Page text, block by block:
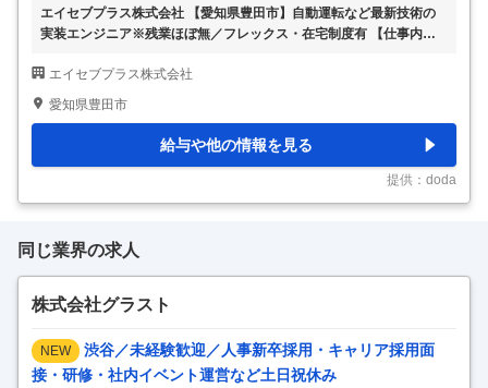
エイセブプラス株式会社 【愛知県豊田市】自動運転など最新技術の
実装エンジニア※残業ほぼ無／フレックス・在宅制度有 【仕事内容】
無／フレックス・在宅制度有 【具体的な仕事内容】 ■業務内容： 最
新の自動運転や先進安全システムを開発車両に搭載し設計通りに動く
動運転や先進運転支援システムなどの開発、車両適合等） ※車両適
合：車の種類により、搭載するシステムが合う・合わないがございま
すので車両に合わせて改善し設計通り動くようにすること。 具体的
には、自動運転や先進安全システム…
エイセブプラス株式会社
愛知県豊田市
給与や他の情報を見る
提供：doda
同じ業界の求人
株式会社グラスト
NEW
渋谷／未経験歓迎／人事新卒採用・キャリア採用面
接・研修・社内イベント運営など土日祝休み